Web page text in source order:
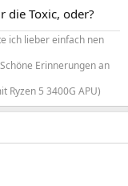
die Toxic, oder?
ich lieber einfach nen
Erinnerungen an
Ryzen 5 3400G APU)